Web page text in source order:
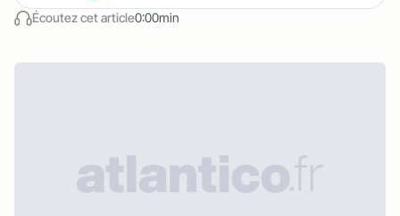
Écoutez cet article0:00min